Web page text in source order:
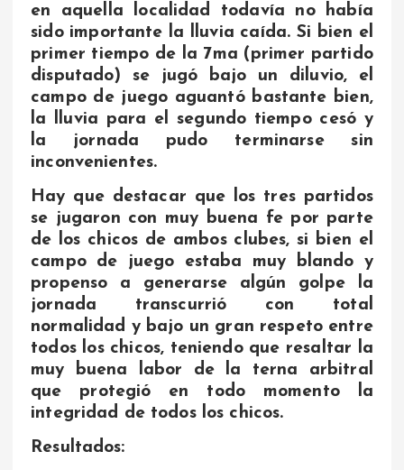
en aquella localidad todavía no había
sido importante la lluvia caída. Si bien el
primer tiempo de la 7ma (primer partido
disputado) se jugó bajo un diluvio, el
campo de juego aguantó bastante bien,
la lluvia para el segundo tiempo cesó y
la jornada pudo terminarse sin
inconvenientes.
Hay que destacar que los tres partidos
se jugaron con muy buena fe por parte
de los chicos de ambos clubes, si bien el
campo de juego estaba muy blando y
propenso a generarse algún golpe la
jornada transcurrió con total
normalidad y bajo un gran respeto entre
todos los chicos, teniendo que resaltar la
muy buena labor de la terna arbitral
que protegió en todo momento la
integridad de todos los chicos.
Resultados: